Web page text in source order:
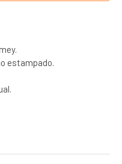
estampado.